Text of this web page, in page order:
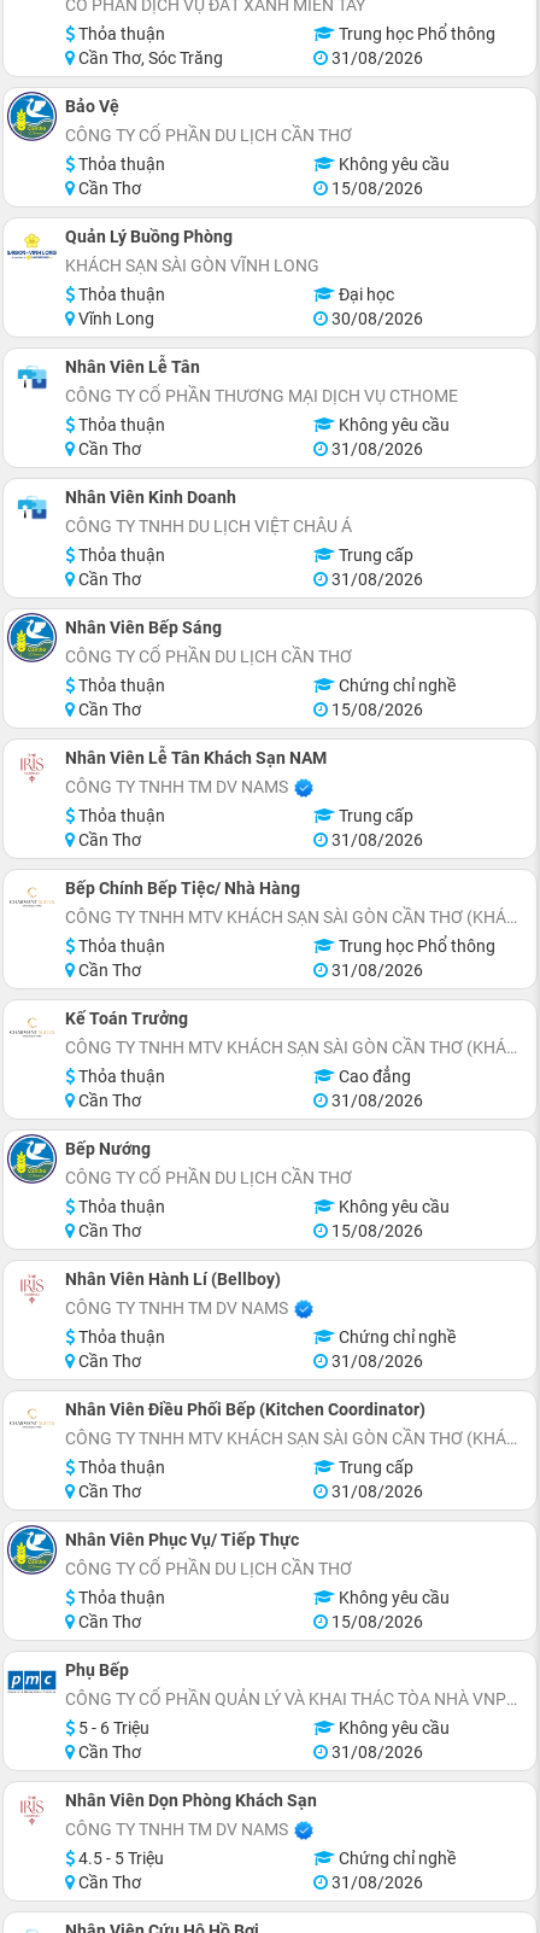
CỔ PHẦN DỊCH VỤ ĐẤT XANH MIỀN TÂY
Thỏa thuận
Trung học Phổ thông
Cần Thơ, Sóc Trăng
31/08/2026
Bảo Vệ
CÔNG TY CỔ PHẦN DU LỊCH CẦN THƠ
Thỏa thuận
Không yêu cầu
Cần Thơ
15/08/2026
Quản Lý Buồng Phòng
KHÁCH SẠN SÀI GÒN VĨNH LONG
Thỏa thuận
Đại học
Vĩnh Long
30/08/2026
Nhân Viên Lễ Tân
CÔNG TY CỔ PHẦN THƯƠNG MẠI DỊCH VỤ CTHOME
Thỏa thuận
Không yêu cầu
Cần Thơ
31/08/2026
Nhân Viên Kinh Doanh
CÔNG TY TNHH DU LỊCH VIỆT CHÂU Á
Thỏa thuận
Trung cấp
Cần Thơ
31/08/2026
Nhân Viên Bếp Sáng
CÔNG TY CỔ PHẦN DU LỊCH CẦN THƠ
Thỏa thuận
Chứng chỉ nghề
Cần Thơ
15/08/2026
Nhân Viên Lễ Tân Khách Sạn NAM
CÔNG TY TNHH TM DV NAMS
Thỏa thuận
Trung cấp
Cần Thơ
31/08/2026
Bếp Chính Bếp Tiệc/ Nhà Hàng
CÔNG TY TNHH MTV KHÁCH SẠN SÀI GÒN CẦN THƠ (KHÁCH SẠN CHARMANT SUITES)
Thỏa thuận
Trung học Phổ thông
Cần Thơ
31/08/2026
Kế Toán Trưởng
CÔNG TY TNHH MTV KHÁCH SẠN SÀI GÒN CẦN THƠ (KHÁCH SẠN CHARMANT SUITES)
Thỏa thuận
Cao đẳng
Cần Thơ
31/08/2026
Bếp Nướng
CÔNG TY CỔ PHẦN DU LỊCH CẦN THƠ
Thỏa thuận
Không yêu cầu
Cần Thơ
15/08/2026
Nhân Viên Hành Lí (Bellboy)
CÔNG TY TNHH TM DV NAMS
Thỏa thuận
Chứng chỉ nghề
Cần Thơ
31/08/2026
Nhân Viên Điều Phối Bếp (Kitchen Coordinator)
CÔNG TY TNHH MTV KHÁCH SẠN SÀI GÒN CẦN THƠ (KHÁCH SẠN CHARMANT SUITES)
Thỏa thuận
Trung cấp
Cần Thơ
31/08/2026
Nhân Viên Phục Vụ/ Tiếp Thực
CÔNG TY CỔ PHẦN DU LỊCH CẦN THƠ
Thỏa thuận
Không yêu cầu
Cần Thơ
15/08/2026
Phụ Bếp
CÔNG TY CỔ PHẦN QUẢN LÝ VÀ KHAI THÁC TÒA NHÀ VNPT (PMC)
5 - 6 Triệu
Không yêu cầu
Cần Thơ
31/08/2026
Nhân Viên Dọn Phòng Khách Sạn
CÔNG TY TNHH TM DV NAMS
4.5 - 5 Triệu
Chứng chỉ nghề
Cần Thơ
31/08/2026